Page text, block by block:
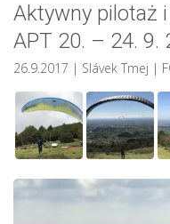
Aktywny pilotaż
APT 20. – 24. 9.
26.9.2017 | Slávek Tmej |